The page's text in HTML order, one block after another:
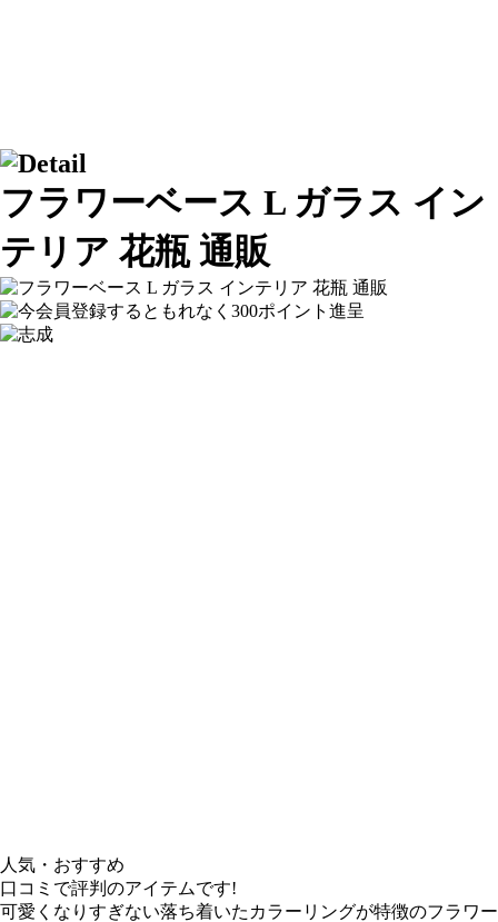
フラワーベース L ガラス イン
テリア 花瓶 通販
人気・おすすめ
口コミで評判のアイテムです!
可愛くなりすぎない落ち着いたカラーリングが特徴のフラワー